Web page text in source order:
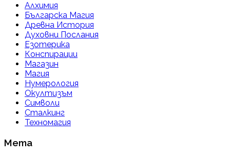
Алхимия
Българска Магия
Древна История
Духовни Послания
Езотерика
Конспирации
Магазин
Магия
Нумерология
Окултизъм
Символи
Сталкинг
Техномагия
Мета